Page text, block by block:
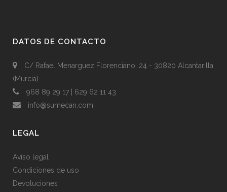
DATOS DE CONTACTO
C/ Rafael Menarguez Florenciano, 24 - 30820 Alcantarilla
(Murcia)
968 89 29 17 | 629 62 11 43
info@sumecan.com
LEGAL
Aviso legal
Condiciones de uso
Devoluciones